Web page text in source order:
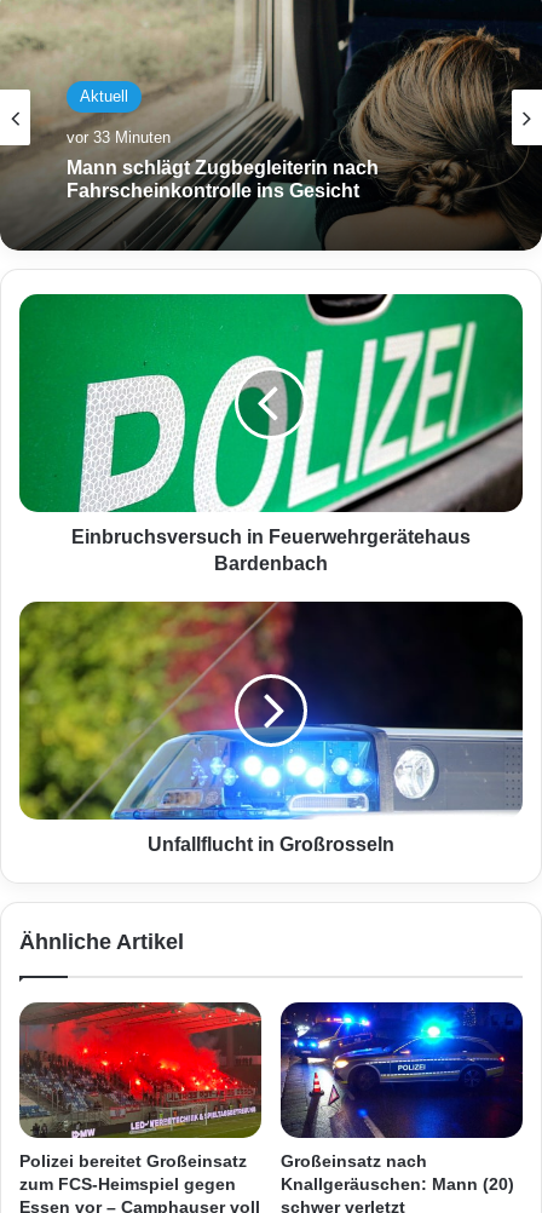
Aktuell
vor 33 Minuten
Mann schlägt Zugbegleiterin nach
Fahrscheinkontrolle ins Gesicht
E
s
s
u
c
h
e
u
h
e
r
ä
t
e
a
u
Einbruchsversuch in Feuerwehrgerätehaus
Bardenbach
U
n
f
a
l
u
n
o
ß
r
o
s
e
l
Unfallflucht in Großrosseln
Ähnliche Artikel
Polizei bereitet Großeinsatz
zum FCS-Heimspiel gegen
Essen vor – Camphauser voll
Großeinsatz nach
Knallgeräuschen: Mann (20)
schwer verletzt